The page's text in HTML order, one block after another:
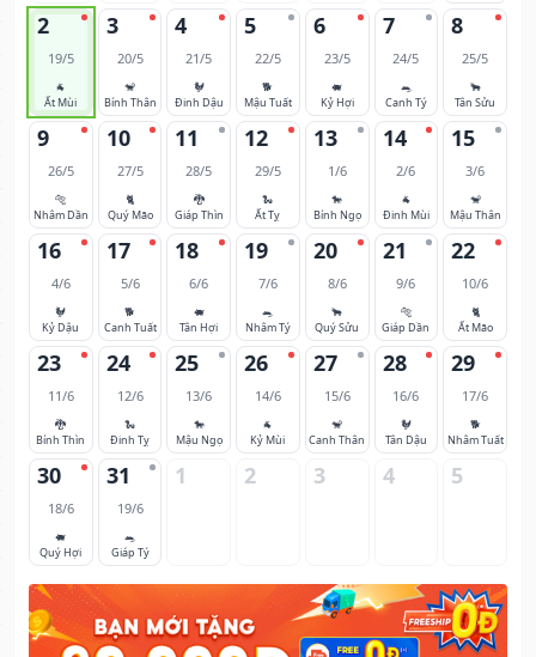
2
19/5
🐐
Ất Mùi
3
20/5
🐒
Bính Thân
4
21/5
🐓
Đinh Dậu
5
22/5
🐕
Mậu Tuất
6
23/5
🐖
Kỷ Hợi
7
24/5
🐀
Canh Tý
8
25/5
🐂
Tân Sửu
9
26/5
🐅
Nhâm Dần
10
27/5
🐈
Quý Mão
11
28/5
🐉
Giáp Thìn
12
29/5
🐍
Ất Tỵ
13
1/6
🐎
Bính Ngọ
14
2/6
🐐
Đinh Mùi
15
3/6
🐒
Mậu Thân
16
4/6
🐓
Kỷ Dậu
17
5/6
🐕
Canh Tuất
18
6/6
🐖
Tân Hợi
19
7/6
🐀
Nhâm Tý
20
8/6
🐂
Quý Sửu
21
9/6
🐅
Giáp Dần
22
10/6
🐈
Ất Mão
23
11/6
🐉
Bính Thìn
24
12/6
🐍
Đinh Tỵ
25
13/6
🐎
Mậu Ngọ
26
14/6
🐐
Kỷ Mùi
27
15/6
🐒
Canh Thân
28
16/6
🐓
Tân Dậu
29
17/6
🐕
Nhâm Tuất
30
18/6
🐖
Quý Hợi
31
19/6
🐀
Giáp Tý
1 2 3 4 5